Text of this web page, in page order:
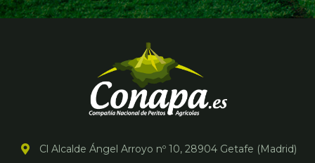
Cl Alcalde Ángel Arroyo nº 10, 28904 Getafe (Madrid)